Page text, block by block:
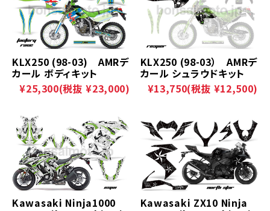
KLX250 (98-03) AMRデ
カール ボディキット
¥25,300(税抜 ¥23,000)
KLX250 (98-03） AMRデ
カール シュラウドキット
¥13,750(税抜 ¥12,500)
Kawasaki Ninja1000 Kawasaki ZX10 Ninja